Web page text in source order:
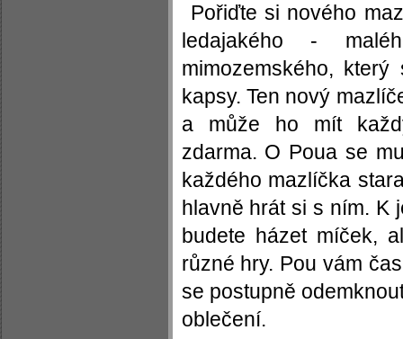
Pořiďte si nového
ledajakého -
mimozemského,
kapsy. Ten nový
a může ho mít
zdarma. O Poua se
každého mazlíčka
hlavně hrát si s ním. K
budete házet míček,
různé hry. Pou vám
se postupně
oblečení.